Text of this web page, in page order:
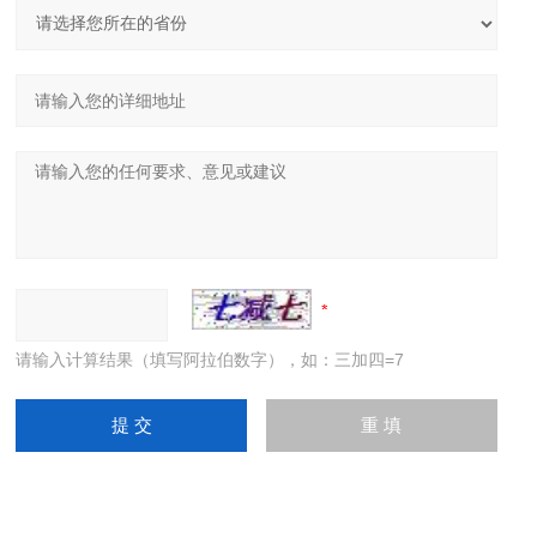
请输入计算结果（填写阿拉伯数字），如：三加四=7